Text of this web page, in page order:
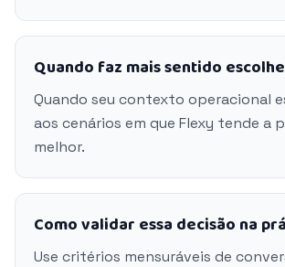
Quando faz mais sentido
Quando seu contexto operacional
aos cenários em que Flexy tende a
melhor.
Como validar essa decisão na
Use critérios mensuráveis de